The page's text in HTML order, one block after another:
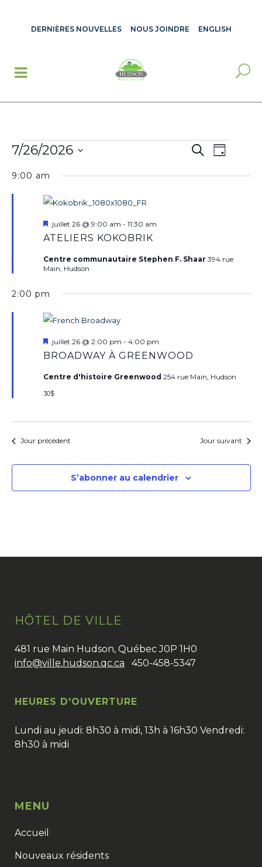
DERNIÈRES NOUVELLES NOUS JOINDRE ENGLISH
ÉVÈNEMENTS
FOR
JUILLET
2026
Recherche
Jour
7/26/2026
9:00 am
ATELIERS KOKOBRIK
Mis
en
avant
juillet 26 @ 9:00 am - 11:30 am
Centre communautaire Stephen F. Shaar 394 rue
Main, Hudson
2:00 pm
BROADWAY À GREENWOOD
Mis
en
avant
juillet 26 @ 2:00 pm - 4:00 pm
Centre d'histoire Greenwood 254 rue Main, Hudson
30$
Jour précédent Jour suivant
S’abonner au calendrier
HÔTEL DE VILLE
481 rue Main Hudson, Québec J0P 1H0
info@ville.hudson.qc.ca 450-458-5347
HEURES D'OUVERTURE
Lundi au jeudi: 8h30 à midi, 13h à 16h30 Vendredi:
8h30 à midi
MENU
Accueil
Nouveaux résidents